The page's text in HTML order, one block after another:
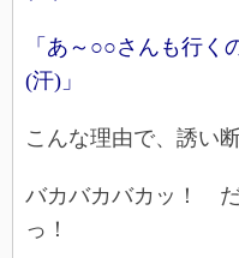
「あ～○○さんも行
(汗)」
こんな理由で、誘い
バカバカバカッ！
っ！